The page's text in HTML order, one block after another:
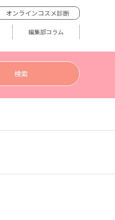
オンラインコスメ診断
編集部コラム